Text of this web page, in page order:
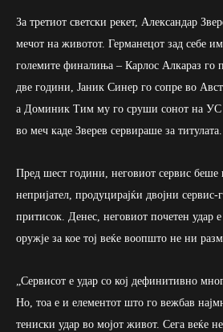
За третиот светски рекет, Александар
мечот на животот. Германецот зад себе
големите финалиња – Карлос Алкараз го
две години, Јаник Синер го сопре во
а Доминик Тим му го сруши сонот на УС
во меч каде Зверев сервираше за титулата.
Пред шест години, неговиот сервис беше
непријател, продуцирајќи двојни
притисок. Денес, неговиот почетен удар
оружје за кое тој веќе воопшто не ни
„Сервисот е удар со кој дефинитивно
Но, тоа е и елементот што го вежбав
тениски удар во мојот живот. Сега веќе